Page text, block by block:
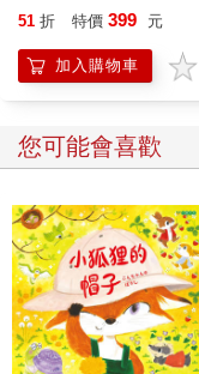
夾 三麗鷗周邊 凱蒂貓
51 折 特價 399 元
加入購物車
您可能會喜歡